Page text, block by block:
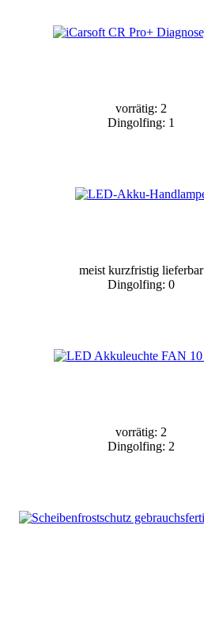
vorrätig: 2
Dingolfing: 1
meist kurzfristig lieferbar
Dingolfing: 0
vorrätig: 2
Dingolfing: 2